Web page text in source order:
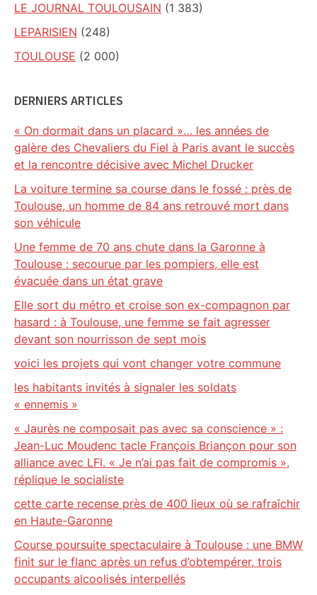
LE JOURNAL TOULOUSAIN (1 383)
LEPARISIEN (248)
TOULOUSE (2 000)
DERNIERS ARTICLES
« On dormait dans un placard »… les années de
galère des Chevaliers du Fiel à Paris avant le succès
et la rencontre décisive avec Michel Drucker
La voiture termine sa course dans le fossé : près de
Toulouse, un homme de 84 ans retrouvé mort dans
son véhicule
Une femme de 70 ans chute dans la Garonne à
Toulouse : secourue par les pompiers, elle est
évacuée dans un état grave
Elle sort du métro et croise son ex-compagnon par
hasard : à Toulouse, une femme se fait agresser
devant son nourrisson de sept mois
voici les projets qui vont changer votre commune
les habitants invités à signaler les soldats
« ennemis »
« Jaurès ne composait pas avec sa conscience » :
Jean-Luc Moudenc tacle François Briançon pour son
alliance avec LFI. « Je n’ai pas fait de compromis »,
réplique le socialiste
cette carte recense près de 400 lieux où se rafraîchir
en Haute-Garonne
Course poursuite spectaculaire à Toulouse : une BMW
finit sur le flanc après un refus d’obtempérer, trois
occupants alcoolisés interpellés